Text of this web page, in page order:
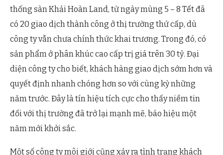
thống sàn Khải Hoàn Land, từ ngày mùng 5 – 8 Tết đã
có 20 giao dịch thành công ở thị trường thứ cấp, dù
công ty vẫn chưa chính thức khai trương. Trong đó, có
sản phẩm ở phân khúc cao cấp trị giá trên 30 tỷ. Đại
diện công ty cho biết, khách hàng giao dịch sớm hơn và
quyết định nhanh chóng hơn so với cùng kỳ những
năm trước. Đây là tín hiệu tích cực cho thấy niềm tin
đối với thị trường đã trở lại mạnh mẽ, báo hiệu một
năm mới khởi sắc.
Một số công ty môi giới cũng xảy ra tình trạng khách